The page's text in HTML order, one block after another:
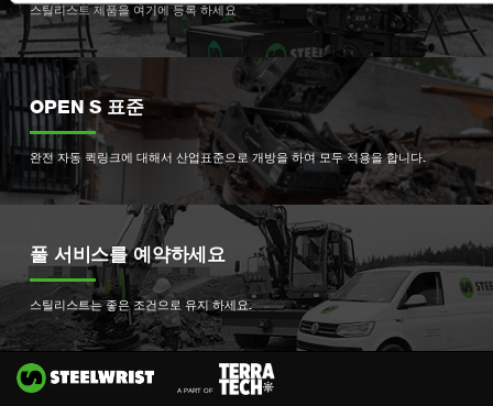
스틸리스트 제품을 여기에 등록 하세요
OPEN S 표준
완전 자동 퀵링크에 대해서 산업표준으로 개방을 하여 모두 적용을 합니다.
풀 서비스를 예약하세요
스틸리스트는 좋은 조건으로 유지 하세요.